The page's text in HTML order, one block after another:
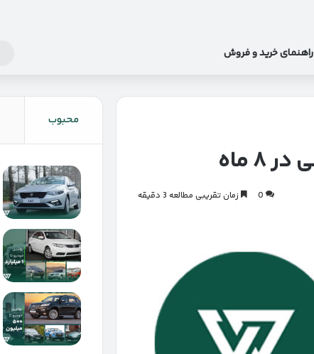
راهنمای خرید و فروش
0 زمان تقریبی مطالعه 3 دقیقه
محبوب